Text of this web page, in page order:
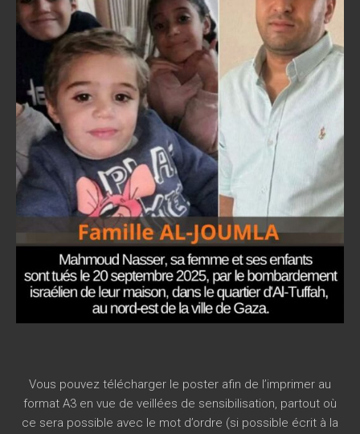
Vous pouvez télécharger le poster afin de l’imprimer au
format A3 en vue de veillées de sensibilisation, partout où
ce sera possible avec le mot d’ordre (si possible écrit à la